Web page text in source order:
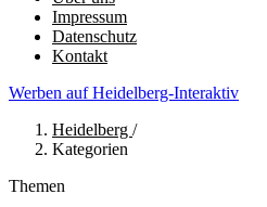
Impressum
Datenschutz
Kontakt
Werben auf Heidelberg-Interaktiv
Heidelberg /
Kategorien
Themen